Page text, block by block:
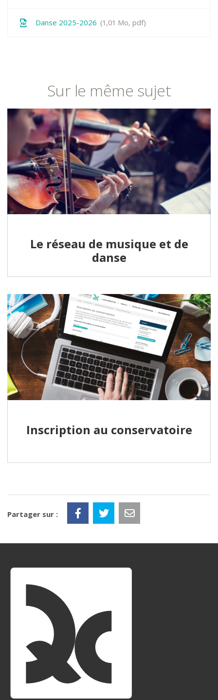
Danse 2025-2026 1,01 Mo, pdf
Sur le même sujet
Le réseau de musique et de
danse
Inscription au conservatoire
Partager sur :